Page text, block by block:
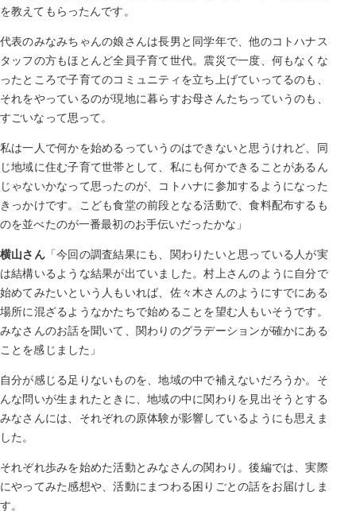
を教えてもらったんです。
代表のみなみちゃんの娘さんは長男と同学年で、他のコトハナス
タッフの方もほとんど全員子育て世代。震災で一度、何もなくな
ったところで子育てのコミュニティを立ち上げていってるのも、
それをやっているのが現地に暮らすお母さんたちっていうのも、
すごいなって思って。
私は一人で何かを始めるっていうのはできないと思うけれど、同
じ地域に住む子育て世帯として、私にも何かできることがあるん
じゃないかなって思ったのが、コトハナに参加するようになった
きっかけです。こども食堂の前段となる活動で、食料配布するも
のを並べたのが一番最初のお手伝いだったかな」
横山さん「今回の調査結果にも、関わりたいと思っている人が実
は結構いるような結果が出ていました。村上さんのように自分で
始めてみたいという人もいれば、佐々木さんのようにすでにある
場所に混ざるようなかたちで始めることを望む人もいそうです。
みなさんのお話を聞いて、関わりのグラデーションが確かにある
ことを感じました」
自分が感じる足りないものを、地域の中で補えないだろうか。そ
んな問いが生まれたときに、地域の中に関わりを見出そうとする
みなさんには、それぞれの原体験が影響しているようにも思えま
した。
それぞれ歩みを始めた活動とみなさんの関わり。後編では、実際
にやってみた感想や、活動にまつわる困りごとの話をお届けしま
す。